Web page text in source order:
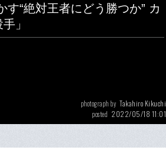
“絶対王者にどう勝つか” カ
」
photograph by Takahiro Kikuchi
posted 2022/05/18 11:01